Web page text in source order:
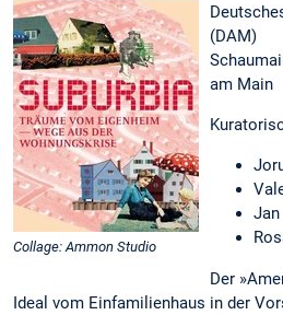
Collage: Ammon Studio
(DAM)
am Main
Jan
Der
Ideal vom Einfamilienhaus in der